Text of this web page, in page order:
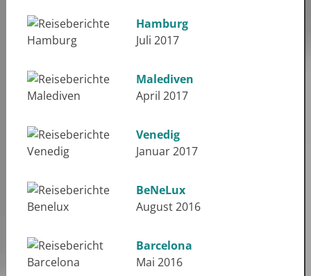
Hamburg
Juli 2017
Malediven
April 2017
Venedig
Januar 2017
BeNeLux
August 2016
Barcelona
Mai 2016